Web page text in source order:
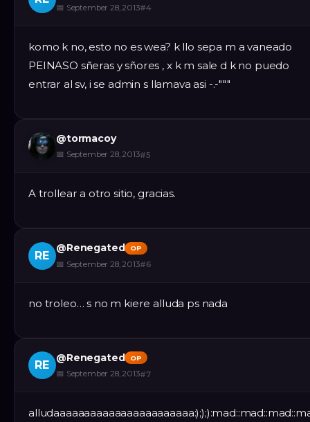
📅 September 28, 2013#4
komo k no, esto no es wea? k llo sepa m a vaneado
PEINASO sñeras y sñores , x k m sale d k no puedo
entrar al sv, i se admin s llamava asi -.-"""
@tormacoy
📅 September 28, 2013#5
A trollear a otro sitio, gracias.
RE
@Renegated OP
📅 September 28, 2013#6
no troleo… s no m kiere alluda ps nada
RE
@Renegated OP
📅 September 28, 2013#7